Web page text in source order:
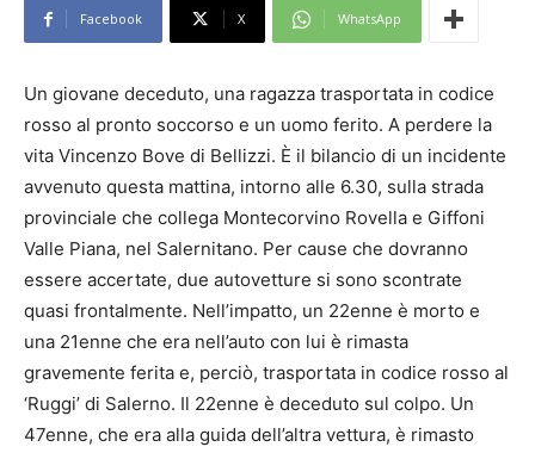
Facebook X WhatsApp
Un giovane deceduto, una ragazza trasportata in codice
rosso al pronto soccorso e un uomo ferito. A perdere la
vita Vincenzo Bove di Bellizzi. È il bilancio di un incidente
avvenuto questa mattina, intorno alle 6.30, sulla strada
provinciale che collega Montecorvino Rovella e Giffoni
Valle Piana, nel Salernitano. Per cause che dovranno
essere accertate, due autovetture si sono scontrate
quasi frontalmente. Nell’impatto, un 22enne è morto e
una 21enne che era nell’auto con lui è rimasta
gravemente ferita e, perciò, trasportata in codice rosso al
‘Ruggi’ di Salerno. Il 22enne è deceduto sul colpo. Un
47enne, che era alla guida dell’altra vettura, è rimasto